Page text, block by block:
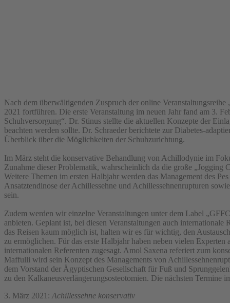
Nach dem überwältigenden Zuspruch der online
2021 fortführen. Die erste Veranstaltung im neuen Jahr fand am 3.
Schuhversorgung“. Dr. Stinus stellte die aktuellen Konzepte der
beachten werden sollte. Dr. Schraeder berichtete zur Diabetes-
Überblick über die Möglichkeiten der Schuhzurichtung.
Im März steht die konservative Behandlung von Achillodynie im
Zunahme dieser Problematik, wahrscheinlich da die große „Jogging
Weitere Themen im ersten Halbjahr werden das Management des
Ansatztendinose der Achillessehne und Achillessehnenrupturen
sein.
Zudem werden wir einzelne Veranstaltungen unter dem Label
anbieten. Geplant ist, bei diesen Veranstaltungen auch internationale
das Reisen kaum möglich ist, halten wir es für wichtig, den
zu ermöglichen. Für das erste Halbjahr haben neben vielen Experten
internationalen Referenten zugesagt. Amol Saxena referiert zum
Maffulli wird sein Konzept des Managements von
dem Vorstand der Ägyptischen Gesellschaft für Fuß und
zu den Kalkaneusverlängerungsosteotomien. Die nächsten Termine
3. März 2021: Achillessehne konservativ